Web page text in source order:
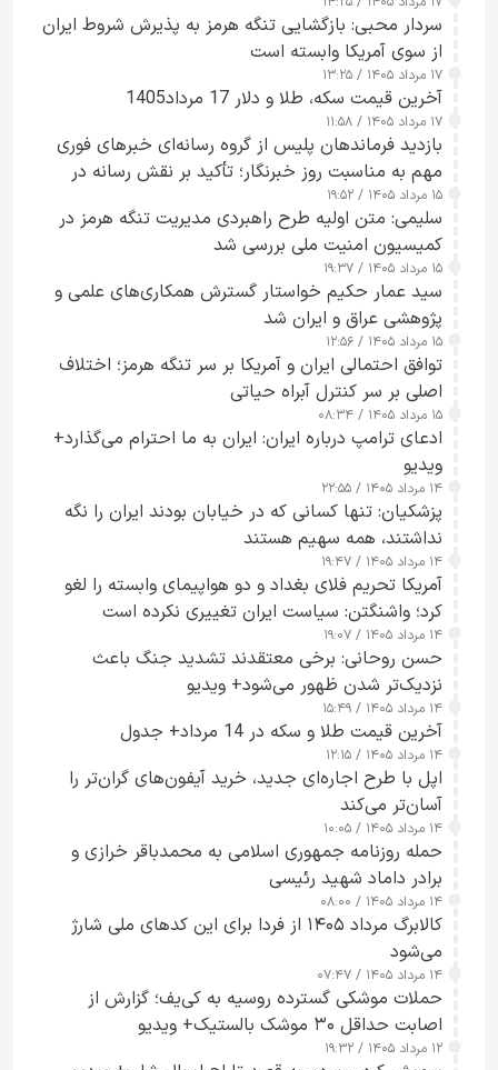
سردار محبی: بازگشایی تنگه هرمز به پذیرش شروط ایران
از سوی آمریکا وابسته است
۱۷ مرداد ۱۴۰۵ / ۱۳:۲۵
آخرین قیمت سکه، طلا و دلار 17 مرداد1405
۱۷ مرداد ۱۴۰۵ / ۱۱:۵۸
بازدید فرماندهان پلیس از گروه رسانه‌ای خبرهای فوری
مهم به مناسبت روز خبرنگار؛ تأکید بر نقش رسانه در
تقویت امنیت و اعتماد عمومی
۱۵ مرداد ۱۴۰۵ / ۱۹:۵۲
سلیمی: متن اولیه طرح راهبردی مدیریت تنگه هرمز در
کمیسیون امنیت ملی بررسی شد
۱۵ مرداد ۱۴۰۵ / ۱۹:۳۷
سید عمار حکیم خواستار گسترش همکاری‌های علمی و
پژوهشی عراق و ایران شد
۱۵ مرداد ۱۴۰۵ / ۱۲:۵۶
توافق احتمالی ایران و آمریکا بر سر تنگه هرمز؛ اختلاف
اصلی بر سر کنترل آبراه حیاتی
۱۵ مرداد ۱۴۰۵ / ۰۸:۳۴
ادعای ترامپ درباره ایران: ایران به ما احترام می‌گذارد+
ویدیو
۱۴ مرداد ۱۴۰۵ / ۲۲:۵۵
پزشکیان: تنها کسانی که در خیابان بودند ایران را نگه
نداشتند، همه سهیم هستند
۱۴ مرداد ۱۴۰۵ / ۱۹:۴۷
آمریکا تحریم فلای بغداد و دو هواپیمای وابسته را لغو
کرد؛ واشنگتن: سیاست ایران تغییری نکرده است
۱۴ مرداد ۱۴۰۵ / ۱۹:۰۷
حسن روحانی: برخی معتقدند تشدید جنگ باعث
نزدیک‌تر شدن ظهور می‌شود+ ویدیو
۱۴ مرداد ۱۴۰۵ / ۱۵:۴۹
آخرین قیمت طلا و سکه در 14 مرداد+ جدول
۱۴ مرداد ۱۴۰۵ / ۱۲:۱۵
اپل با طرح اجاره‌ای جدید، خرید آیفون‌های گران‌تر را
آسان‌تر می‌کند
۱۴ مرداد ۱۴۰۵ / ۱۰:۰۵
حمله روزنامه جمهوری اسلامی به محمدباقر خرازی و
برادر داماد شهید رئیسی
۱۴ مرداد ۱۴۰۵ / ۰۸:۰۰
کالابرگ مرداد ۱۴۰۵ از فردا برای این کدهای ملی شارژ
می‌شود
۱۴ مرداد ۱۴۰۵ / ۰۷:۴۷
حملات موشکی گسترده روسیه به کی‌یف؛ گزارش از
اصابت حداقل ۳۰ موشک بالستیک+ ویدیو
۱۲ مرداد ۱۴۰۵ / ۱۹:۳۲